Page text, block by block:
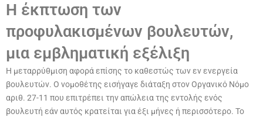
Η έκπτωση των
προφυλακισμένων βουλευτών,
μια εμβληματική εξέλιξη
Η μεταρρύθμιση αφορά επίσης το καθεστώς των εν ενεργεία
βουλευτών. Ο νομοθέτης εισήγαγε διάταξη στον Οργανικό Νόμο
αριθ. 27-11 που επιτρέπει την απώλεια της εντολής ενός
βουλευτή εάν αυτός κρατείται για έξι μήνες ή περισσότερο. Το